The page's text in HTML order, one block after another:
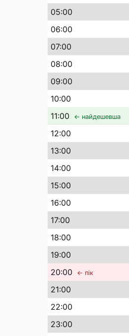
05:00
06:00
07:00
08:00
09:00
10:00
11:00 ← найдешевша
12:00
13:00
14:00
15:00
16:00
17:00
18:00
19:00
20:00 ← пік
21:00
22:00
23:00